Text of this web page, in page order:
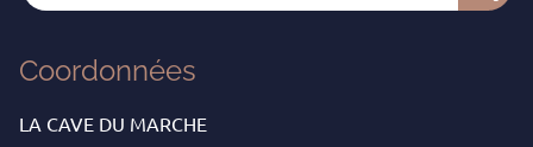
Coordonnées
LA CAVE DU MARCHE